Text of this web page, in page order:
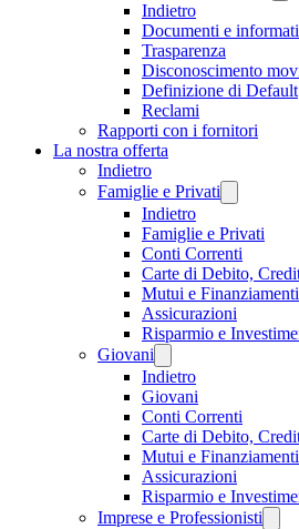
Indietro
Documenti e
Trasparenza
Disconoscimento
Definizione di Default
Reclami
Rapporti con i fornitori
La nostra offerta
Indietro
Famiglie e Privati
Indietro
Famiglie e Privati
Conti Correnti
Carte di Debito,
Mutui e Finanziamenti
Assicurazioni
Risparmio e
Giovani
Indietro
Giovani
Conti Correnti
Carte di Debito,
Mutui e Finanziamenti
Assicurazioni
Risparmio e
Imprese e Professionisti